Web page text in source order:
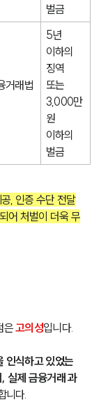
벌금
거래법
5년
이하의
징역
또는
3,000만
원
이하의
벌금
, 인증 수단 전달
어 처벌이 더욱 무
은 고의성입니다.
인식하고 있었는
실제 금융거래 과
니다.